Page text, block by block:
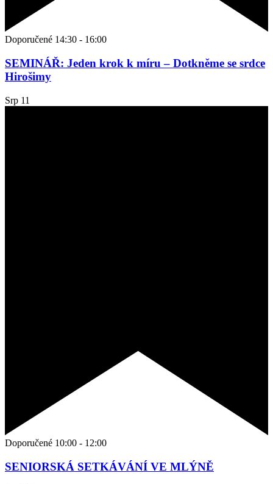
Doporučené 14:30 - 16:00
SEMINÁŘ: Jeden krok k míru – Dotkněme se srdce
Hirošimy
Srp 11
Doporučené 10:00 - 12:00
SENIORSKÁ SETKÁVÁNÍ VE MLÝNĚ